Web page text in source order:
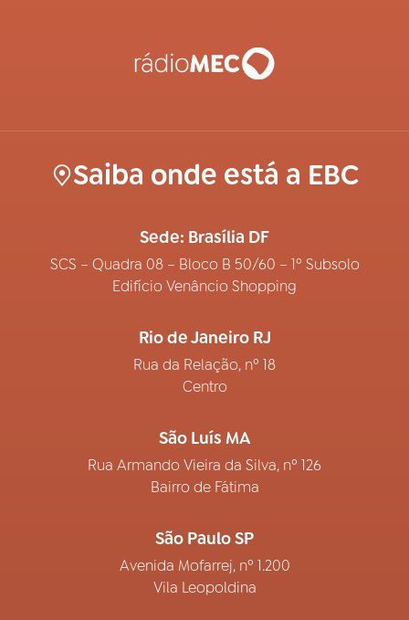
Saiba onde está a EBC
Sede: Brasília DF
SCS – Quadra 08 – Bloco B 50/60 – 1º Subsolo
Edifício Venâncio Shopping
Rio de Janeiro RJ
Rua da Relação, nº 18
Centro
São Luís MA
Rua Armando Vieira da Silva, nº 126
Bairro de Fátima
São Paulo SP
Avenida Mofarrej, nº 1.200
Vila Leopoldina